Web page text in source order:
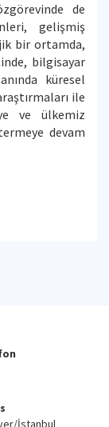
de
gelişmiş
bir ortamda,
bilgisayar
küresel
ile
ve ülkemiz
devam
İstanbul